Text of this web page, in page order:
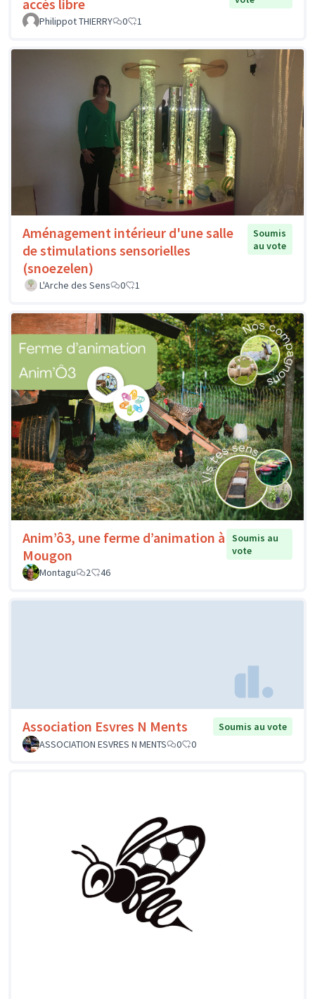
accès libre
Philippot THIERRY
0 1
Aménagement intérieur d'une salle
de stimulations sensorielles
(snoezelen)
Soumis
au vote
L'Arche des Sens 0 1
Anim’ô3, une ferme d’animation à
Mougon
Soumis au
vote
Montagu
2 46
Association Esvres N Ments
Soumis au vote
ASSOCIATION ESVRES N MENTS
0 0